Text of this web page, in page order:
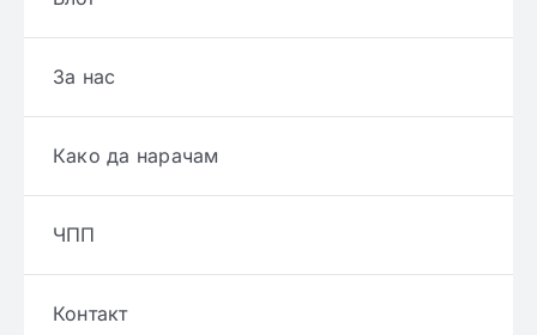
За нас
Како да нарачам
ЧПП
Контакт